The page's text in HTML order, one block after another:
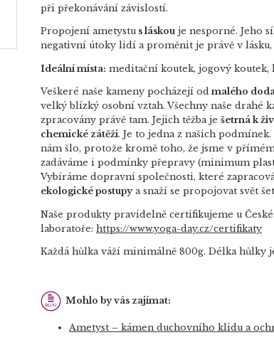
při překonávání závislostí.
Propojení ametystu s láskou je nesporné. Jeho
negativní útoky lidí a proměnit je právě v lásku,
Ideální místa: meditační koutek, jogový koutek,
Veškeré naše kameny pocházejí od malého
velký blízký osobní vztah. Všechny naše drahé
zpracovány právě tam. Jejich těžba je šetrná k
chemické zátěži. Je to jedna z našich
nám šlo, protože kromě toho, že jsme v
zadáváme i podmínky přepravy (minimum
Vybíráme dopravní společnosti, které
ekologické postupya snaží se propojovat svět
Naše produkty pravidelně certifikujeme u
laboratoře: https://www.yoga-day.cz/certifikaty
Každá hůlka váží minimálně 800g. Délka hůlky
Mohlo by vás zajímat:
Ametyst – kámen duchovního klidu a